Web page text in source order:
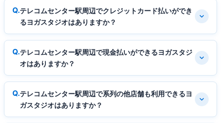
テレコムセンター駅周辺でクレジットカード払いができ
るヨガスタジオはありますか？
テレコムセンター駅周辺で現金払いができるヨガスタジ
オはありますか？
テレコムセンター駅周辺で系列の他店舗も利用できるヨ
ガスタジオはありますか？